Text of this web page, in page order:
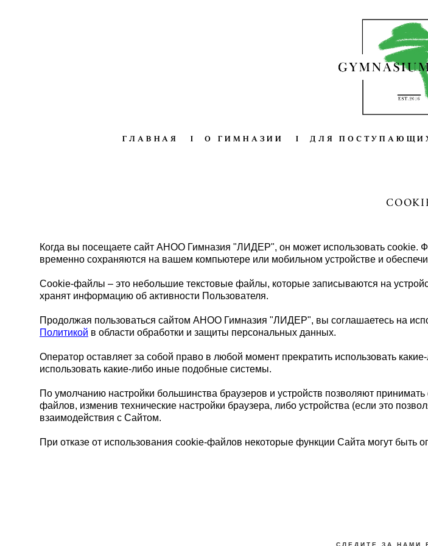
ГЛАВНАЯ I О ГИМНАЗИИ I ДЛЯ
Когда вы посещаете сайт АНОО Гимназия "ЛИДЕР", он может использовать
временно сохраняются на вашем компьютере или мобильном устройстве и
Cookie-файлы – это небольшие текстовые файлы, которые записываются на
хранят информацию об активности Пользователя.
Продолжая пользоваться сайтом АНОО Гимназия "ЛИДЕР", вы соглашаетесь на
Политикой в области обработки и защиты персональных данных.
Оператор оставляет за собой право в любой момент прекратить использовать
использовать какие-либо иные подобные системы.
По умолчанию настройки большинства браузеров и устройств позволяют
файлов, изменив технические настройки браузера, либо устройства (если это
взаимодействия с Сайтом.
При отказе от использования cookie-файлов некоторые функции Сайта могут быть
С Л Е Д И Т Е З А Н А М И